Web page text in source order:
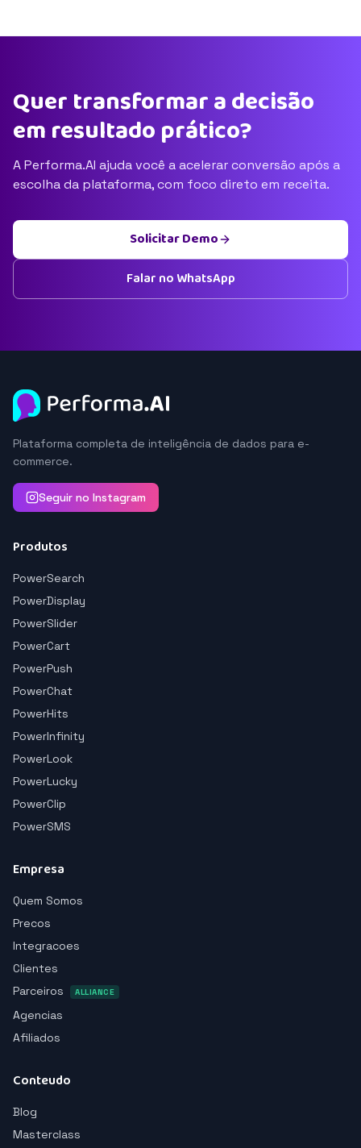
Quer transformar a decisão
em resultado prático?
A Performa.AI ajuda você a acelerar conversão após a
escolha da plataforma, com foco direto em receita.
Solicitar Demo
Falar no WhatsApp
Plataforma completa de inteligência de dados para e-
commerce.
Seguir no Instagram
Produtos
PowerSearch
PowerDisplay
PowerSlider
PowerCart
PowerPush
PowerChat
PowerHits
PowerInfinity
PowerLook
PowerLucky
PowerClip
PowerSMS
Empresa
Quem Somos
Precos
Integracoes
Clientes
Parceiros
ALLIANCE
Agencias
Afiliados
Conteudo
Blog
Masterclass